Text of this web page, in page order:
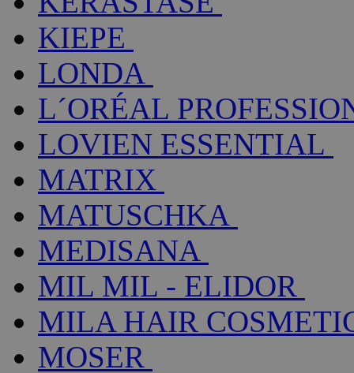
KIEPE
LONDA
L´ORÉAL
LOVIEN ESSENTIAL
MATRIX
MATUSCHKA
MEDISANA
MIL MIL - ELIDOR
MILA HAIR
MOSER